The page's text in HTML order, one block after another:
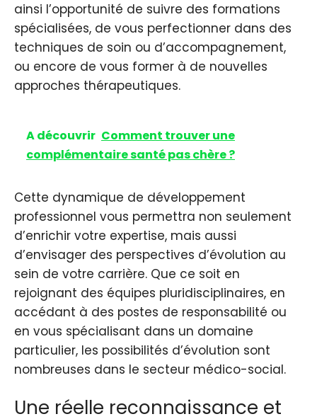
ainsi l’opportunité de suivre des formations
spécialisées, de vous perfectionner dans des
techniques de soin ou d’accompagnement,
ou encore de vous former à de nouvelles
approches thérapeutiques.
A découvrir Comment trouver une
complémentaire santé pas chère ?
Cette dynamique de développement
professionnel vous permettra non seulement
d’enrichir votre expertise, mais aussi
d’envisager des perspectives d’évolution au
sein de votre carrière. Que ce soit en
rejoignant des équipes pluridisciplinaires, en
accédant à des postes de responsabilité ou
en vous spécialisant dans un domaine
particulier, les possibilités d’évolution sont
nombreuses dans le secteur médico-social.
Une réelle reconnaissance et